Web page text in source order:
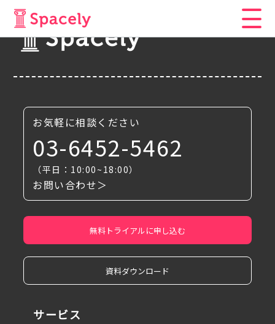
お気軽に相談ください
03-6452-5462
（平日：10:00~18:00）
お問い合わせ＞
無料トライアルに申し込む
資料ダウンロード
サービス